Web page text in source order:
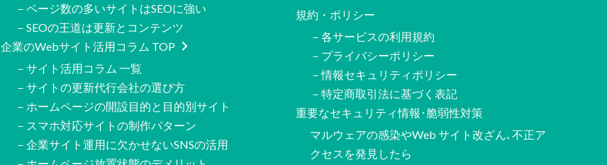
－ページ数の多いサイトはSEOに強い
－SEOの王道は更新とコンテンツ
企業のWebサイト活用コラム TOP
－サイト活用コラム 一覧
－サイトの更新代行会社の選び方
－ホームページの開設目的と目的別サイト
－スマホ対応サイトの制作パターン
－企業サイト運用に欠かせないSNSの活用
規約・ポリシー
－各サービスの利用規約
－プライバシーポリシー
－情報セキュリティポリシー
－特定商取引法に基づく表記
重要なセキュリティ情報･脆弱性対策
マルウェアの感染やWeb サイト改ざん､不正ア
クセスを発見したら